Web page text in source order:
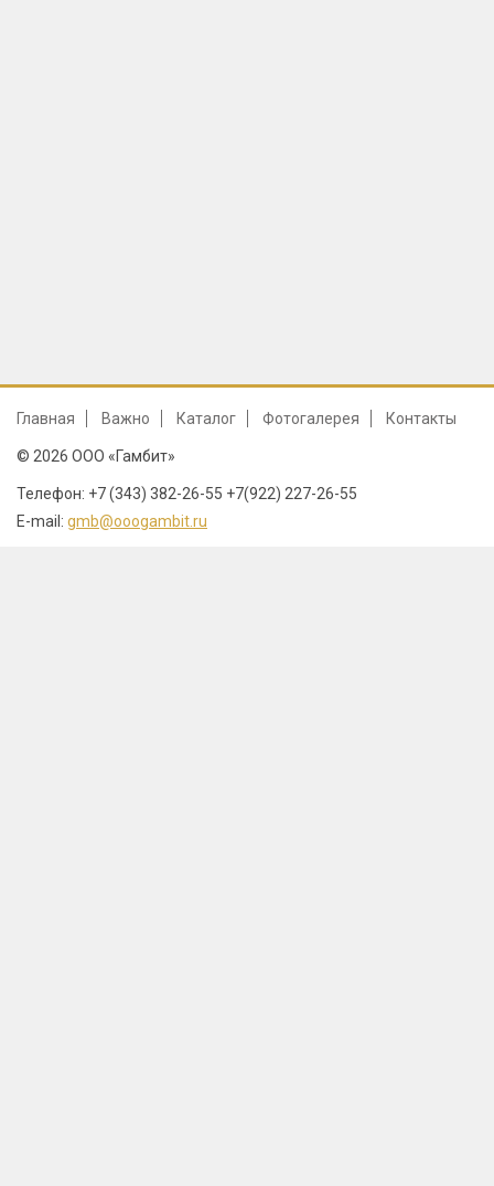
Главная Важно Каталог Фотогалерея Контакты
© 2026 ООО «Гамбит»
Телефон: +7 (343) 382-26-55 +7(922) 227-26-55
E-mail: gmb@ooogambit.ru